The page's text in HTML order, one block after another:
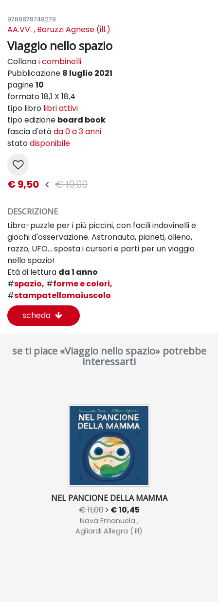
9788878748279
AA.VV. , Baruzzi Agnese (ill.)
Viaggio nello spazio
Collanai combinelli
Pubblicazione 8 luglio 2021
pagine10
formato 18,1 X 18,4
tipo libro libri attivi
tipo edizione board book
fascia d'etàda 0 a 3 anni
statodisponibile
€ 9,50 € 10,00
DESCRIZIONE
Libro-puzzle per i più piccini, con facili indovinelli e
giochi d'osservazione. Astronauta, pianeti, alieno,
razzo, UFO… sposta i cursori e parti per un viaggio
nello spazio!
Età di lettura da 1 anno
#spazio, #forme e colori,
#stampatellomaiuscolo
scheda
se ti piace «Viaggio nello spazio» potrebbe
interessarti
NEL PANCIONE DELLA MAMMA
€ 11,00 € 10,45
Nava Emanuela ,
Agliardi Allegra (.ill)